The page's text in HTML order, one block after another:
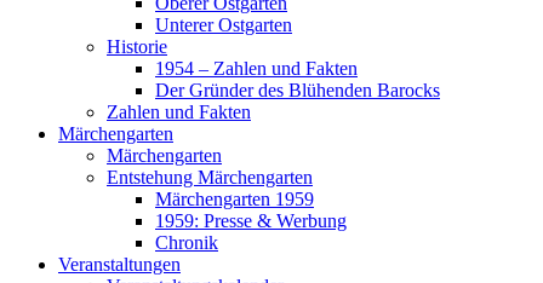
Unterer Ostgarten
Historie
1954 – Zahlen und Fakten
Der Gründer des Blühenden Barocks
Zahlen und Fakten
Märchengarten
Märchengarten
Entstehung Märchengarten
Märchengarten 1959
1959: Presse & Werbung
Chronik
Veranstaltungen